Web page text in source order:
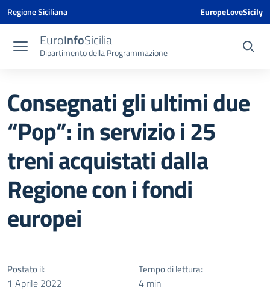
Vai ai contenuti
Vai al menu di navigazione
Vai al footer
Vai al banner delle Cookie Policy
Regione Siciliana EuropeLoveSicily
EuroInfoSicilia
Dipartimento della Programmazione
Consegnati gli ultimi due
“Pop”: in servizio i 25
treni acquistati dalla
Regione con i fondi
europei
Postato il:
1 Aprile 2022
Tempo di lettura:
4 min